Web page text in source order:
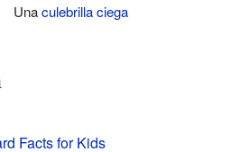
Unaculebrilla ciega
Facts for Kids